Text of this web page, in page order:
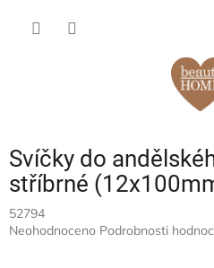
Svíčky do
stříbrné
52794
Průměrné
Neohodnoceno Podrobnosti